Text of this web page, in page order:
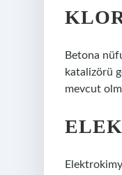
Betona
katalizörü
mevcut